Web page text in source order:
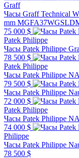
Graff
Часы Graff Technical
mm
75 000 $
Patek Philippe
Часы Patek Philippe
78 500 $
Patek Philippe
Часы Patek Philippe
79 500 $
Часы Patek Philippe
72 000 $
Patek Philippe
Часы Patek Philippe
74 000 $
Philippe
Часы Patek Philippe
78 500 $